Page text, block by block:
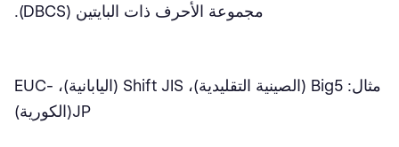
مجموعة الأحرف ذات البايتين (DBCS).
مثال: Big5 (الصينية التقليدية)، Shift JIS (اليابانية)، EUC-
JP(الكورية)